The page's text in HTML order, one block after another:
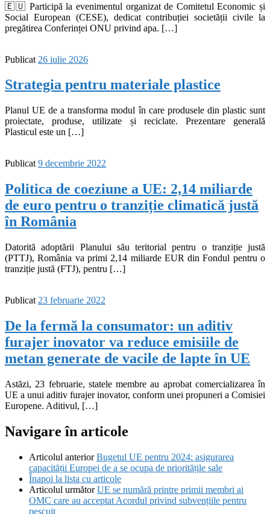
🇪🇺 Participă la evenimentul organizat de Comitetul Economic și
Social European (CESE), dedicat contribuției societății civile la
pregătirea Conferinței ONU privind apa. […]
Publicat 26 iulie 2026
Strategia pentru materiale plastice
Planul UE de a transforma modul în care produsele din plastic sunt
proiectate, produse, utilizate și reciclate. Prezentare generală
Plasticul este un […]
Publicat 9 decembrie 2022
Politica de coeziune a UE: 2,14 miliarde
de euro pentru o tranziție climatică justă
în România
Datorită adoptării Planului său teritorial pentru o tranziție justă
(PTTJ), România va primi 2,14 miliarde EUR din Fondul pentru o
tranziție justă (FTJ), pentru […]
Publicat 23 februarie 2022
De la fermă la consumator: un aditiv
furajer inovator va reduce emisiile de
metan generate de vacile de lapte în UE
Astăzi, 23 februarie, statele membre au aprobat comercializarea în
UE a unui aditiv furajer inovator, conform unei propuneri a Comisiei
Europene. Aditivul, […]
Navigare în articole
Articolul anterior Bugetul UE pentru 2024: asigurarea
capacității Europei de a se ocupa de prioritățile sale
Înapoi la lista cu articole
Articolul următor UE se numără printre primii membri ai
OMC care au acceptat Acordul privind subvențiile pentru
pescuit